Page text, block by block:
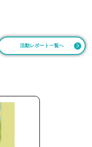
活動レポート一覧へ